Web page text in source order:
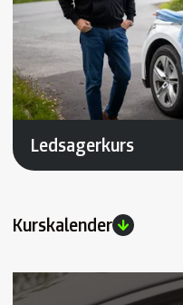
Ledsagerkurs
Kurskalender